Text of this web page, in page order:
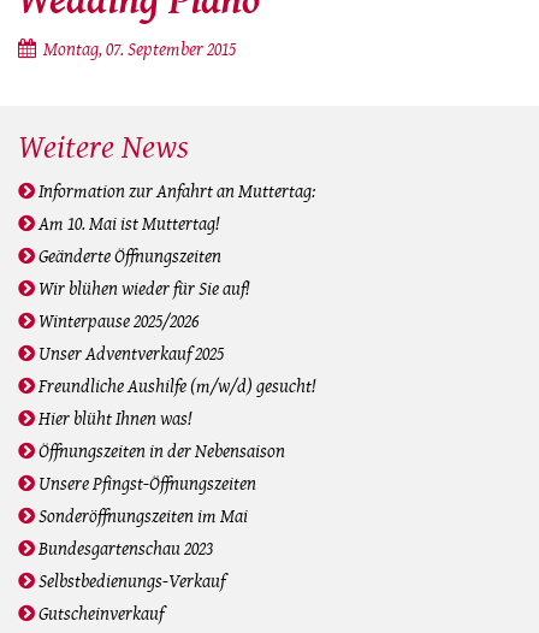
Montag, 07. September 2015
Weitere News
Information zur Anfahrt an Muttertag:
Am 10. Mai ist Muttertag!
Geänderte Öffnungszeiten
Wir blühen wieder für Sie auf!
Winterpause 2025/2026
Unser Adventverkauf 2025
Freundliche Aushilfe (m/w/d) gesucht!
Hier blüht Ihnen was!
Öffnungszeiten in der Nebensaison
Unsere Pfingst-Öffnungszeiten
Sonderöffnungszeiten im Mai
Bundesgartenschau 2023
Selbstbedienungs-Verkauf
Gutscheinverkauf